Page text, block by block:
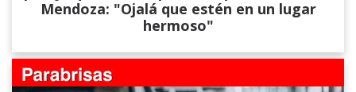
Mendoza: "Ojalá que estén en un lugar
hermoso"